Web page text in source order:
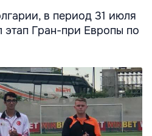
в период 31 июля
этап Гран-при Европы по